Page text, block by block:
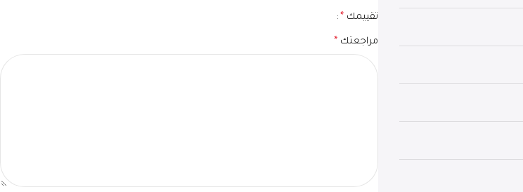
تقييمك*
مراجعتك*